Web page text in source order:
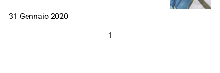
31 Gennaio 2020
1